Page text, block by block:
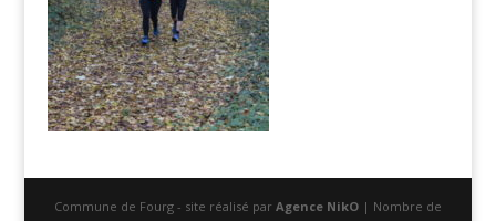
Commune de Fourg - site réalisé par Agence NikO| Nombre de